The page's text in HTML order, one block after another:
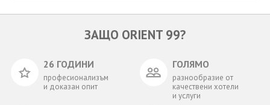
ЗАЩО ORIENT 99?
26 ГОДИНИ
професионализъм
и доказан опит
ГОЛЯМО
разнообразие от
качествени хотели
и услуги